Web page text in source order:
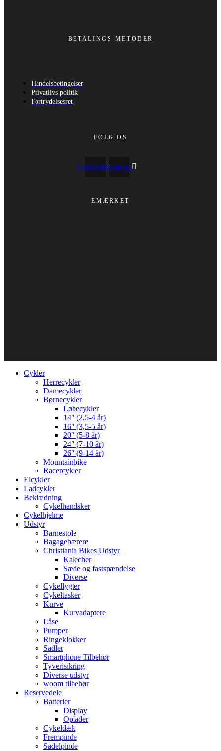
BETALINGS METODER
Handelsbetingelser
Privatlivs politik
Fortrydelsesret
FØLG OS
FacebookInstagram
EMÆRKET
Cykler
Herrecykler
Damecykler
Børnecykler
Løbecykler
14″ (2,5-4 år)
16″ (3,5-5 år)
20″ (5-8 år)
24″ (7-10 år)
26″ (9-14 år)
Mountainbike
Racercykler
Elcykler
Ladcykler
Beklædning
Cykelhandsker
Cykelhjelme
Udstyr
Barnestole
Bagagebærere
Christiania Bikes Udstyr
Kalecher
Sæde og fastspændelse
Diverse
Cykellygter
Cykeltasker
Kurve
Kurvadaptere
Låse
Pumper
Ringeklokker
Sadler
Smartphone Tilbehør
Tyverisikring
Diverse udstyr
woom tilbehør
Reservedele
Batterier
Display
Oplader
Cykeldæk
Frempinde
Sadelpinde